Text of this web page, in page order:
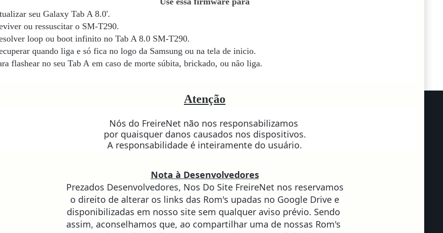
seu Galaxy Tab A 8.0'.
ou ressuscitar o SM-T290.
loop ou boot infinito no Tab A 8.0 SM-T290.
quando liga e só fica no logo da Samsung ou na tela de inicio.
flashear no seu Tab A em caso de morte súbita, brickado, ou não liga.
Atenção
Nós do FreireNet não nos responsabilizamos
por quaisquer danos causados nos dispositivos.
A responsabilidade é inteiramente do usuário.
Nota à Desenvolvedores
Prezados Desenvolvedores, Nos Do Site FreireNet nos reservamos
o direito de alterar os links das Rom's upadas no Google Drive e
disponibilizadas em nosso site sem qualquer aviso prévio. Sendo
assim, aconselhamos que, ao compartilhar uma de nossas Rom's